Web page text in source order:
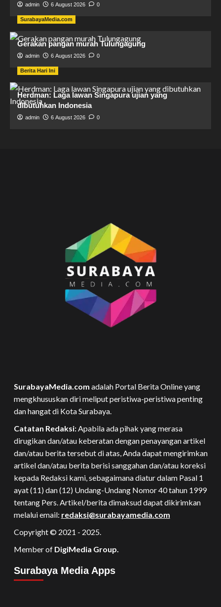
admin 6 August 2026 0
SurabayaMedia.com
Gerakan pangan murah Tulungagung
admin 6 August 2026 0
Berita Hari Ini
Herdman: Laga lawan Singapura ujian yang
dibutuhkan Indonesia
admin 6 August 2026 0
SurabayaMedia.com adalah Portal Berita Online yang
mengkhususkan diri meliput peristiwa-peristiwa penting
dan hangat di Kota Surabaya.
Catatan Redaksi:Apabila ada pihak yang merasa
dirugikan dan/atau keberatan dengan penayangan artikel
dan/atau berita tersebut di atas, Anda dapat mengirimkan
artikel dan/atau berita berisi sanggahan dan/atau koreksi
kepada Redaksi kami, sebagaimana diatur dalam Pasal 1
ayat (11) dan (12) Undang-Undang Nomor 40 tahun 1999
tentang Pers. Artikel/berita dimaksud dapat dikirimkan
melalui email: redaksi@surabayamedia.com
Copyright © 2021 - 2025.
Member of DigiMedia Group.
Surabaya Media Apps